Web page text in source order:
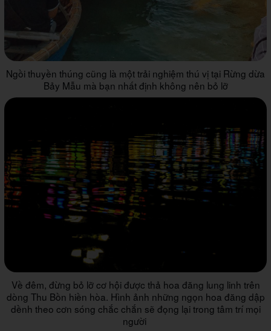
Ngồi thuyền thúng cũng là một trải nghiệm thú vị tại Rừng dừa
Bảy Mẫu mà bạn nhất định không nên bỏ lỡ
Về đêm, đừng bỏ lỡ cơ hội được thả hoa đăng lung linh trên
dòng Thu Bồn hiền hòa. Hình ảnh những ngọn hoa đăng dập
dềnh theo cơn sóng chắc chắn sẽ đọng lại trong tâm trí mọi
người